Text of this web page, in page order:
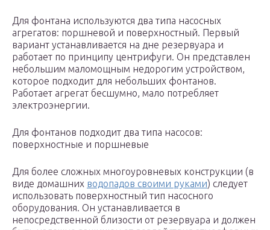
Для фонтана используются два типа насосных
агрегатов: поршневой и поверхностный. Первый
вариант устанавливается на дне резервуара и
работает по принципу центрифуги. Он представлен
небольшим маломощным недорогим устройством,
которое подходит для небольших фонтанов.
Работает агрегат бесшумно, мало потребляет
электроэнергии.
Для фонтанов подходит два типа насосов:
поверхностные и поршневые
Для более сложных многоуровневых конструкции (в
виде домашних водопадов своими руками) следует
использовать поверхностный тип насосного
оборудования. Он устанавливается в
непосредственной близости от резервуара и должен